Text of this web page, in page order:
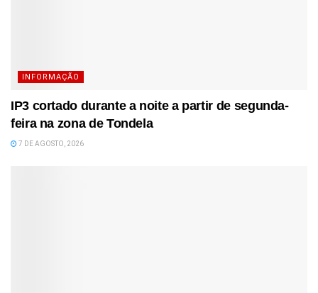
INFORMAÇÃO
IP3 cortado durante a noite a partir de segunda-
feira na zona de Tondela
7 DE AGOSTO, 2026